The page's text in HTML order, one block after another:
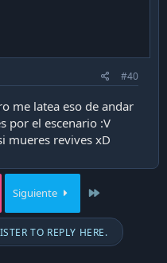
#40
me latea eso de andar
por el escenario :V
mueres revives xD
Siguiente
TO REPLY HERE.